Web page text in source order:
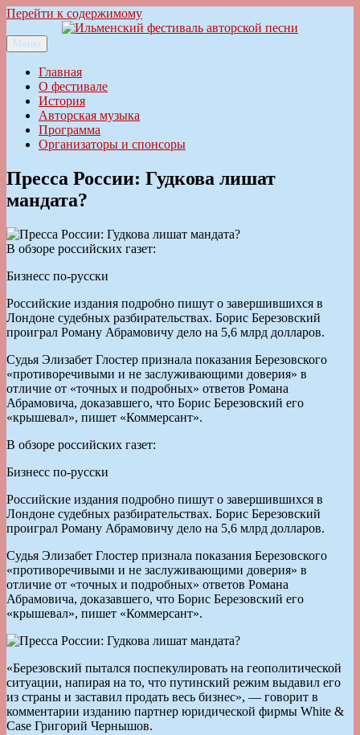
Перейти к содержимому
Ильменский фестиваль авторской песни
Меню
Главная
О фестивале
История
Авторская музыка
Программа
Организаторы и спонсоры
Пресса России: Гудкова лишат
мандата?
В обзоре российских газет:
Бизнесс по-русски
Российские издания подробно пишут о завершившихся в
Лондоне судебных разбирательствах. Борис Березовский
проиграл Роману Абрамовичу дело на 5,6 млрд долларов.
Судья Элизабет Глостер признала показания Березовского
«противоречивыми и не заслуживающими доверия» в
отличие от «точных и подробных» ответов Романа
Абрамовича, доказавшего, что Борис Березовский его
«крышевал», пишет «Коммерсант».
В обзоре российских газет:
Бизнесс по-русски
Российские издания подробно пишут о завершившихся в
Лондоне судебных разбирательствах. Борис Березовский
проиграл Роману Абрамовичу дело на 5,6 млрд долларов.
Судья Элизабет Глостер признала показания Березовского
«противоречивыми и не заслуживающими доверия» в
отличие от «точных и подробных» ответов Романа
Абрамовича, доказавшего, что Борис Березовский его
«крышевал», пишет «Коммерсант».
«Березовский пытался поспекулировать на геополитической
ситуации, напирая на то, что путинский режим выдавил его
из страны и заставил продать весь бизнес», — говорит в
комментарии изданию партнер юридической фирмы White &
Case Григорий Чернышов.